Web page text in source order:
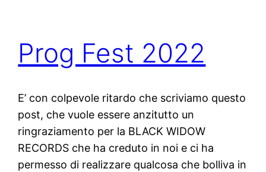
Prog Fest 2022
E’ con colpevole ritardo che scriviamo questo
post, che vuole essere anzitutto un
ringraziamento per la BLACK WIDOW
RECORDS che ha creduto in noi e ci ha
permesso di realizzare qualcosa che bolliva in